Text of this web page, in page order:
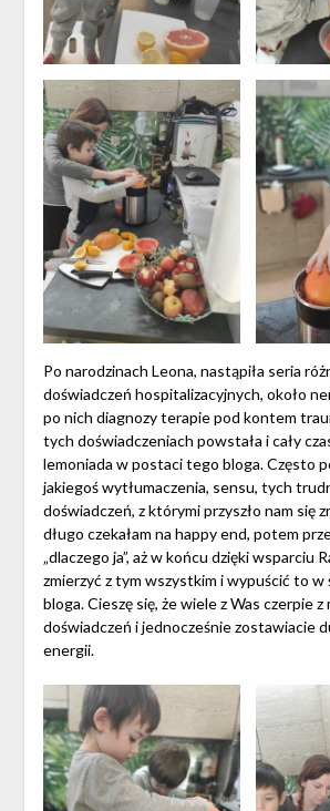
Po narodzinach Leona, nastąpiła seria
doświadczeń hospitalizacyjnych, około
po nich diagnozy terapie pod kontem
tych doświadczeniach powstała i cały
lemoniada w postaci tego bloga. Często
jakiegoś wytłumaczenia, sensu, tych
doświadczeń, z którymi przyszło nam się
długo czekałam na happy end, potem
„dlaczego ja”, aż w końcu dzięki wsparciu
zmierzyć z tym wszystkim i wypuścić to
bloga. Cieszę się, że wiele z Was czerpie z
doświadczeń i jednocześnie zostawiacie
energii.